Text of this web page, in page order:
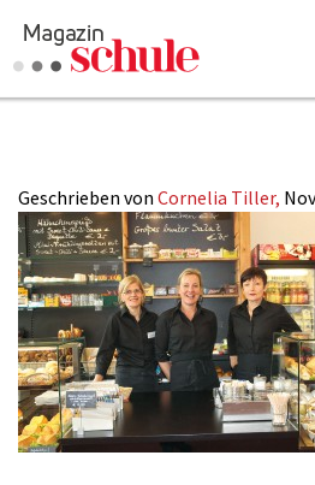
Online-Magazin
Newsletter
Mediadaten
Kontakt
Impressum
Kommentieren
Abonnieren
Anmelden
Geschrieben von Cornelia Tiller,